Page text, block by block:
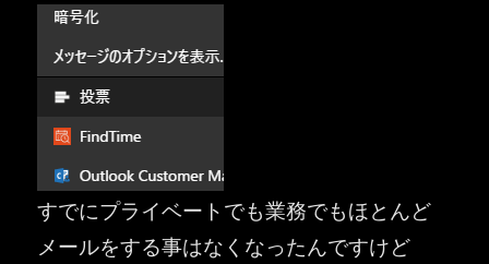
すでにプライベートでも業務でもほとんど
メールをする事はなくなったんですけど